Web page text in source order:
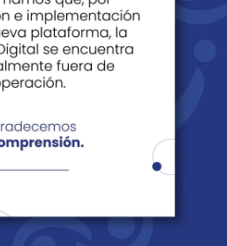
Directorio Servicios En Línea